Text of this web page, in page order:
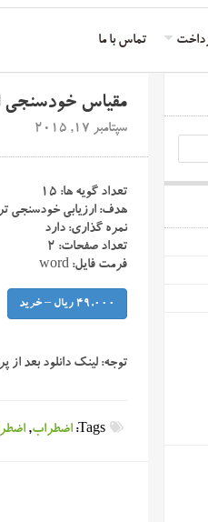
تماس با ما
مقیاس
سپتامبر 17, 2015
تعداد گویه ها: ۱۵
هدف: ارزیابی خودسنجی
نمره گذاری: دارد
تعداد صفحات: ۲
فرمت فایل: word
49,000 ریال – خرید
توجه: لینک دانلود بعد
اضطراب,